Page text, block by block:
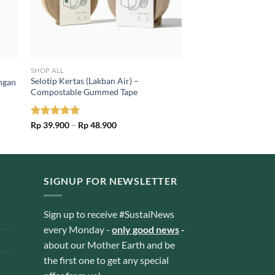
SHOP ALL
Selotip Kertas (Lakban Air) –
Compostable Gummed Tape
Rated5.00
Rp39.900 – Rp48.900Price
SIGNUP FOR NEWSLETTER
Sign up to receive #SustaiNews
every Monday - only good news-
about our Mother Earth and be
the first one to get any special